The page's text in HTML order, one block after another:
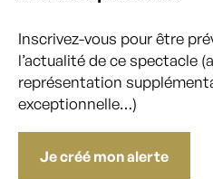
Inscrivez-vous pour être
l’actualité de ce spectacle
représentation
exceptionnelle…)
Je créé mon alerte